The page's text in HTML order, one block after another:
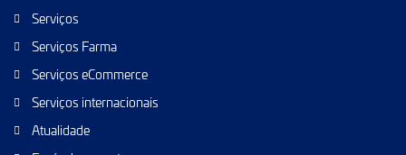
Serviços
Serviços Farma
Serviços eCommerce
Serviços internacionais
Atualidade